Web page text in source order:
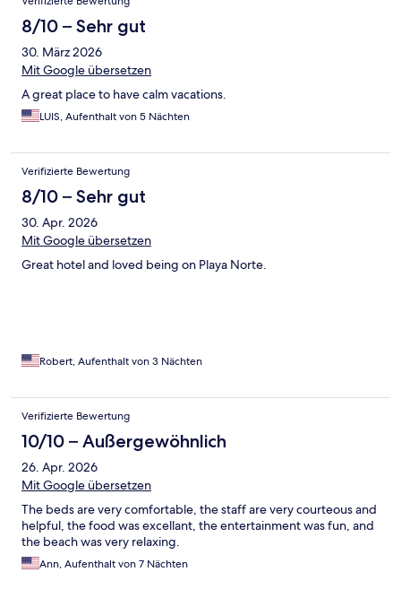
8/10 – Sehr gut
30. März 2026
Mit Google übersetzen
A great place to have calm vacations.
LUIS, Aufenthalt von 5 Nächten
Verifizierte Bewertung
8/10 – Sehr gut
30. Apr. 2026
Mit Google übersetzen
Great hotel and loved being on Playa Norte.
Robert, Aufenthalt von 3 Nächten
Verifizierte Bewertung
10/10 – Außergewöhnlich
26. Apr. 2026
Mit Google übersetzen
The beds are very comfortable, the staff are very courteous and
helpful, the food was excellant, the entertainment was fun, and
the beach was very relaxing.
Ann, Aufenthalt von 7 Nächten